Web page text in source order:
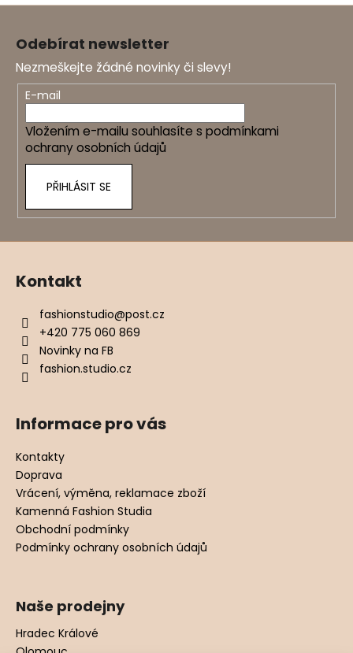
Z
Odebírat newsletter
Nezmeškejte žádné novinky či slevy!
E-mail
Vložením e-mailu souhlasíte s podmínkami
ochrany osobních údajů
PŘIHLÁSIT SE
Kontakt
fashionstudio@post.cz
+420 775 060 869
Novinky na FB
fashion.studio.cz
Informace pro vás
Kontakty
Doprava
Vrácení, výměna, reklamace zboží
Kamenná Fashion Studia
Obchodní podmínky
Podmínky ochrany osobních údajů
Naše prodejny
Hradec Králové